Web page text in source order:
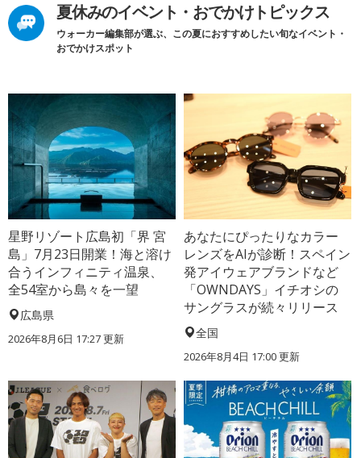
夏休みのイベント・おでかけトピックス
ウォーカー編集部が選ぶ、この夏におすすめしたい旬なイベント・
おでかけスポット
星野リゾート広島初「界 宮
島」7月23日開業！海と溶け
合うインフィニティ温泉、
全54室から島々を一望
広島県
2026年8月6日 17:27更新
あなたにぴったりなカラー
レンズをAIが診断！スペイン
発アイウェアブランドなど
「OWNDAYS」イチオシの
サングラスが続々リリース
全国
2026年8月4日 17:00更新